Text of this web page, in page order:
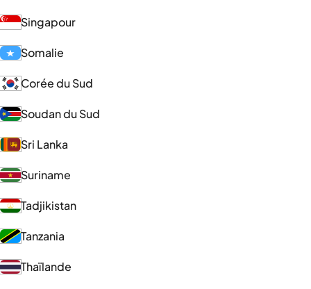
Singapour
Somalie
Corée du Sud
Soudan du Sud
Sri Lanka
Suriname
Tadjikistan
Tanzania
Thaïlande